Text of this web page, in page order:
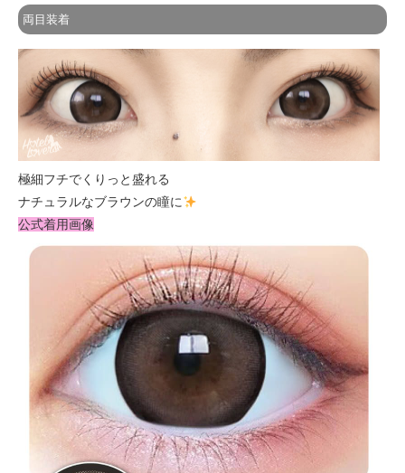
両目装着
極細フチでくりっと盛れる
ナチュラルなブラウンの瞳に
公式着用画像